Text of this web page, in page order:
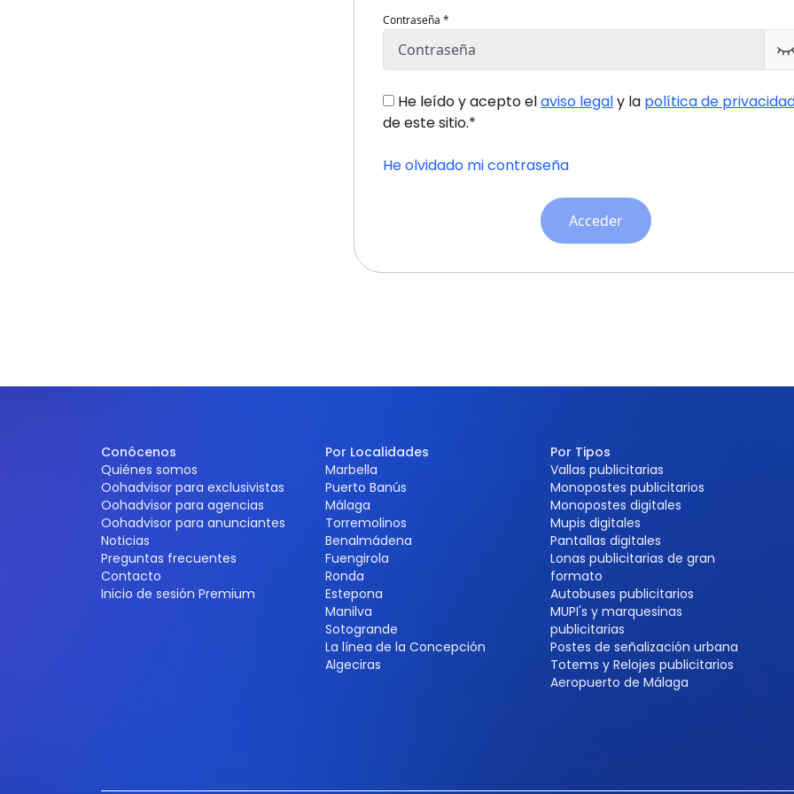
Contraseña *
He leído y acepto elaviso legaly la política de
de este sitio.*
He olvidado mi contraseña
Acceder
Conócenos
Quiénes somos
Oohadvisor para exclusivistas
Oohadvisor para agencias
Oohadvisor para anunciantes
Noticias
Preguntas frecuentes
Contacto
Inicio de sesión Premium
Por Localidades
Marbella
Puerto Banús
Málaga
Torremolinos
Benalmádena
Fuengirola
Ronda
Estepona
Manilva
Sotogrande
La línea de la Concepción
Algeciras
Por Tipos
Vallas publicitarias
Monopostes publicitarios
Monopostes digitales
Mupis digitales
Pantallas digitales
Lonas publicitarias de gran
formato
Autobuses publicitarios
MUPI's y marquesinas
publicitarias
Postes de señalización urbana
Totems y Relojes publicitarios
Aeropuerto de Málaga